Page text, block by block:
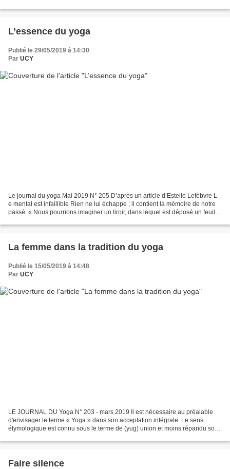
L’essence du yoga
Publié le 29/05/2019 à 14:30
Par UCY
Le journal du yoga Mai 2019 N° 205 D’après un article d’Estelle Lefèbvre L
e mental est infaillible Rien ne lui échappe ; il contient la mémoire de notre
passé. « Nous pourrions imaginer un tiroir, dans lequel est déposé un feuillet
La femme dans la tradition du yoga
Publié le 15/05/2019 à 14:48
Par UCY
LE JOURNAL DU Yoga N° 203 - mars 2019 Il est nécessaire au préalable
d'envisager le terme « Yoga » dans son acceptation intégrale. Le sens
étymologique est connu sous le terme de (yug) union et moins répandu sous
Faire silence